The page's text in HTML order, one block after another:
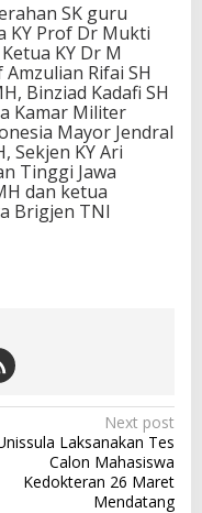
SK guru
KY Prof Dr Mukti
KY Dr M
Rifai SH
Binziad Kadafi SH
Kamar Militer
Mayor Jendral
Sekjen KY Ari
Tinggi Jawa
dan ketua
Brigjen TNI
Next post
Laksanakan Tes
Calon Mahasiswa
Kedokteran 26 Maret
Mendatang